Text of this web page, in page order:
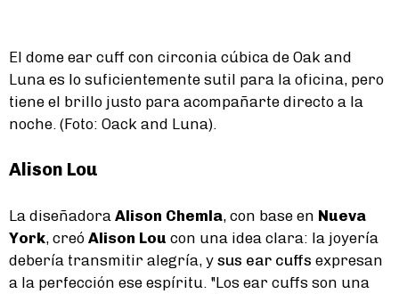
El dome ear cuff con circonia cúbica de Oak and
Luna es lo suficientemente sutil para la oficina, pero
tiene el brillo justo para acompañarte directo a la
noche. (Foto: Oack and Luna).
Alison Lou
La diseñadora Alison Chemla, con base en Nueva
York, creó Alison Lou con una idea clara: la joyería
debería transmitir alegría, y sus ear cuffs expresan
a la perfección ese espíritu. "Los ear cuffs son una